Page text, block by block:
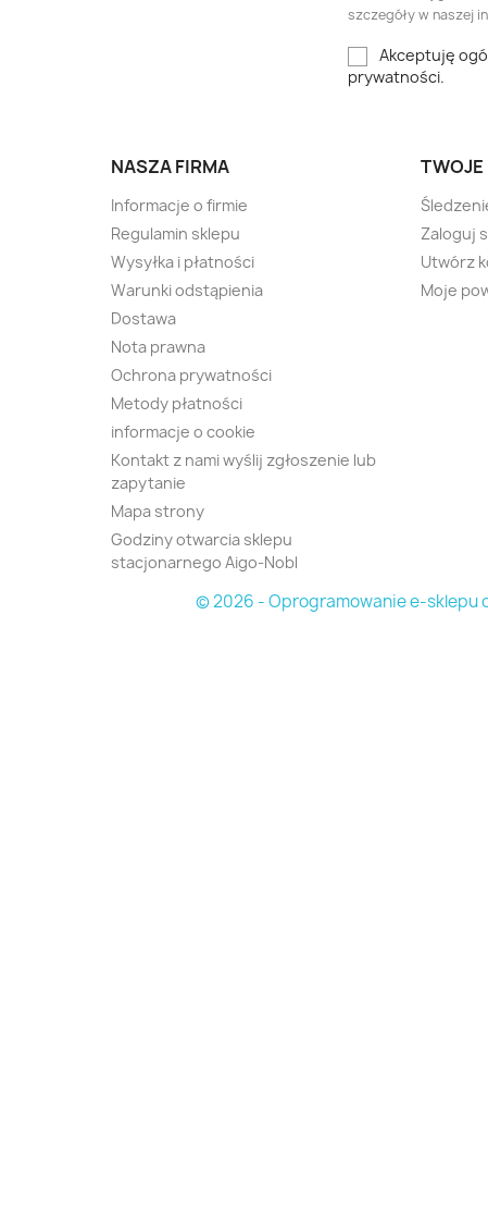
szczegóły w naszej
Akceptuję
prywatności.
NASZA FIRMA
Informacje o firmie
Regulamin sklepu
Wysyłka i płatności
Warunki odstąpienia
Dostawa
Nota prawna
Ochrona prywatności
Metody płatności
informacje o cookie
Kontakt z nami wyślij zgłoszenie lub
zapytanie
Mapa strony
Godziny otwarcia sklepu
stacjonarnego Aigo-Nobl
TWOJE
Zaloguj
Utwórz
Moje
© 2026 - Oprogramowanie e-sklepu